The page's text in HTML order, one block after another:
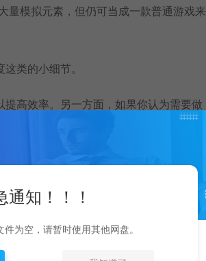
量模拟元素，但仍可当成一款普通游戏来
类的小细节。
高效率。另一方面，如果你认为需要做
决问题！
通知！！！
为空，请暂时使用其他网盘。